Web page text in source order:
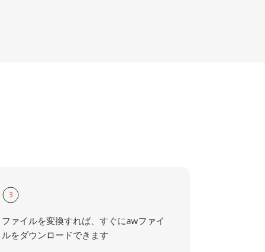
3
ファイルを変換すれば、すぐにawファイ
ルをダウンロードできます